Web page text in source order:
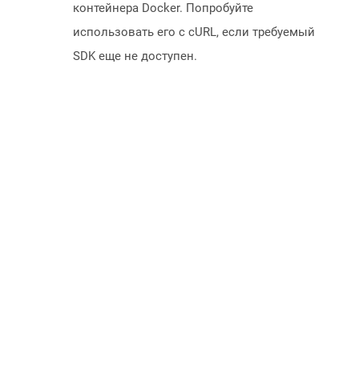
контейнера Docker. Попробуйте
использовать его с cURL, если требуемый
SDK еще не доступен.